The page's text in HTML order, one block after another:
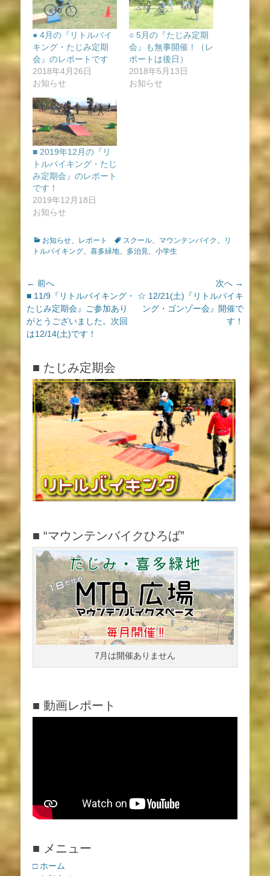
● 4月の『リトルバイ
キング・たじみ定期
会』のレポートです
2018年4月26日
お知らせ
○ 5月の『たじみ定期
会』も無事開催！（レ
ポートは後日）
2018年5月13日
お知らせ
■ 2019年12月の『リ
トルバイキング・たじ
み定期会』のレポート
です！
2019年12月18日
お知らせ
カ
テ
ー
お知らせ、 レポート
タ
グ
スクール、 マウンテンバイク 、
リ
トルバイキング、 喜多緑地、 多治見、 小学生
投
稿
ナ
ビ
ゲ
シ
ョ
ン
← 前へ
前
の
投
稿:
■ 11/9『リトルバイキング・
たじみ定期会』ご参加あり
がとうございました。次回
は12/14(土)です！
次へ →
次
☆ 12/21(土)『リトルバイキ
ング・ゴンゾー会』開催で
す！
■ たじみ定期会
■ “マウンテンバイクひろば”
7月は開催ありません
■ 動画レポート
■ メニュー
□ ホーム